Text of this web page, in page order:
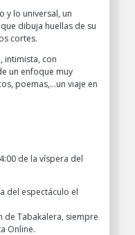
y lo universal, un
dibuja huellas de su
cortes.
intimista, con
un enfoque muy
poemas,…un viaje en
de la víspera del
del espectáculo el
de Tabakalera, siempre
Online.